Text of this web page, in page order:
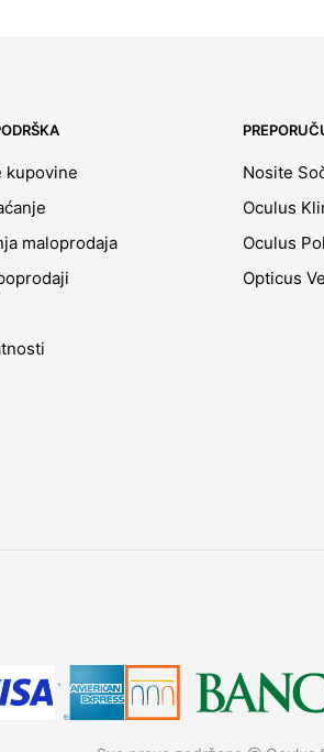
kupovine
maloprodaja
Nosite
Oculus
Oculus
Opticus
`